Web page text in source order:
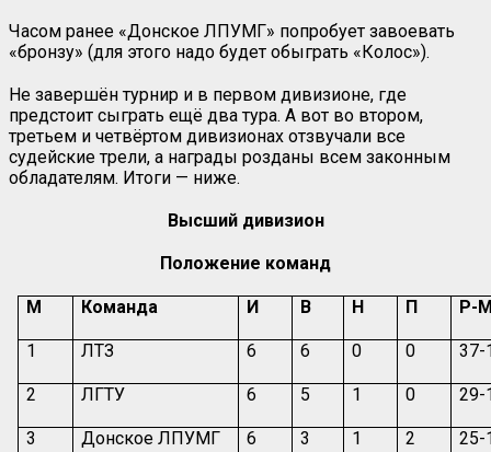
Часом ранее «Донское ЛПУМГ» попробует завоевать
«бронзу» (для этого надо будет обыграть «Колос»).
Не завершён турнир и в первом дивизионе, где
предстоит сыграть ещё два тура. А вот во втором,
третьем и четвёртом дивизионах отзвучали все
судейские трели, а награды розданы всем законным
обладателям. Итоги — ниже.
Высший дивизион
Положение команд
М Команда И В Н П Р-
1 ЛТЗ 6 6 0 0 37-
2 ЛГТУ 6 5 1 0 29-
3 Донское ЛПУМГ 6 3 1 2 25-